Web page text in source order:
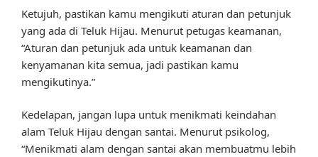
Ketujuh, pastikan kamu mengikuti aturan dan petunjuk
yang ada di Teluk Hijau. Menurut petugas keamanan,
“Aturan dan petunjuk ada untuk keamanan dan
kenyamanan kita semua, jadi pastikan kamu
mengikutinya.”
Kedelapan, jangan lupa untuk menikmati keindahan
alam Teluk Hijau dengan santai. Menurut psikolog,
“Menikmati alam dengan santai akan membuatmu lebih